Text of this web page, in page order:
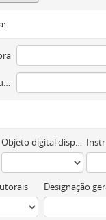
Descrição em nível superior
Objeto digital disponível
Designação